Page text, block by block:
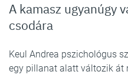
A kamasz ugyanúgy
csodára
Keul Andrea pszichológus
egy pillanat alatt változik át